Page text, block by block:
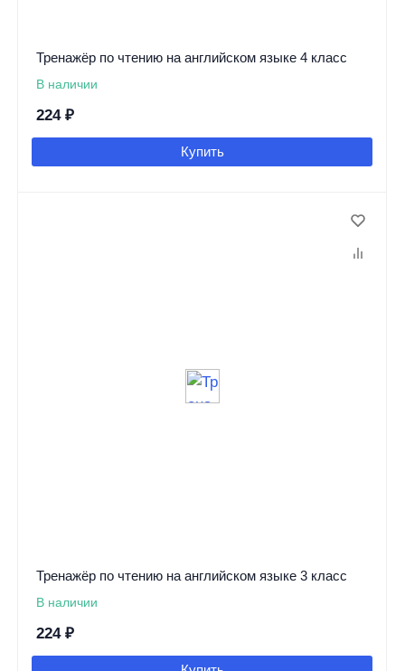
Тренажёр по чтению на английском языке 4 класс
В наличии
224 ₽
Купить
Тренажёр по чтению на английском языке 3 класс
В наличии
224 ₽